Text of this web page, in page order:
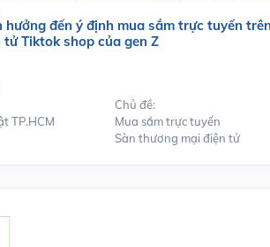
hưởng đến ý định mua sắm trực tuyến
Tiktok shop của gen Z
TP.HCM
Chủ đề:
Mua sắm trực tuyến
Sàn thương mại điện tử